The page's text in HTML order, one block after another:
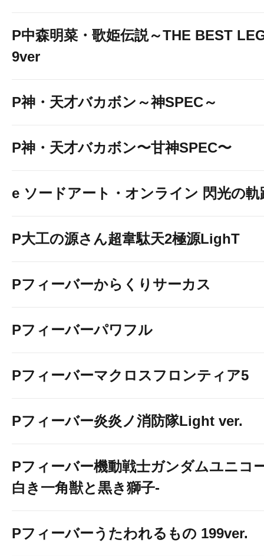
P中森明菜・歌姫伝説～THE BEST
9ver
P神・天才バカボン～神SPEC～
P神・天才バカボン〜甘神SPEC〜
e ソードアート・オンライン 閃光の軌
P大工の源さん超韋駄天2極源LighT
Pフィーバーからくりサーカス
Pフィーバーパワフル
Pフィーバーマクロスフロンティア5
Pフィーバー炎炎ノ消防隊Light ver.
Pフィーバー機動戦士ガンダムユニコ
白き一角獣と黒き獅子-
Pフィーバーうたわれるもの 199ver.